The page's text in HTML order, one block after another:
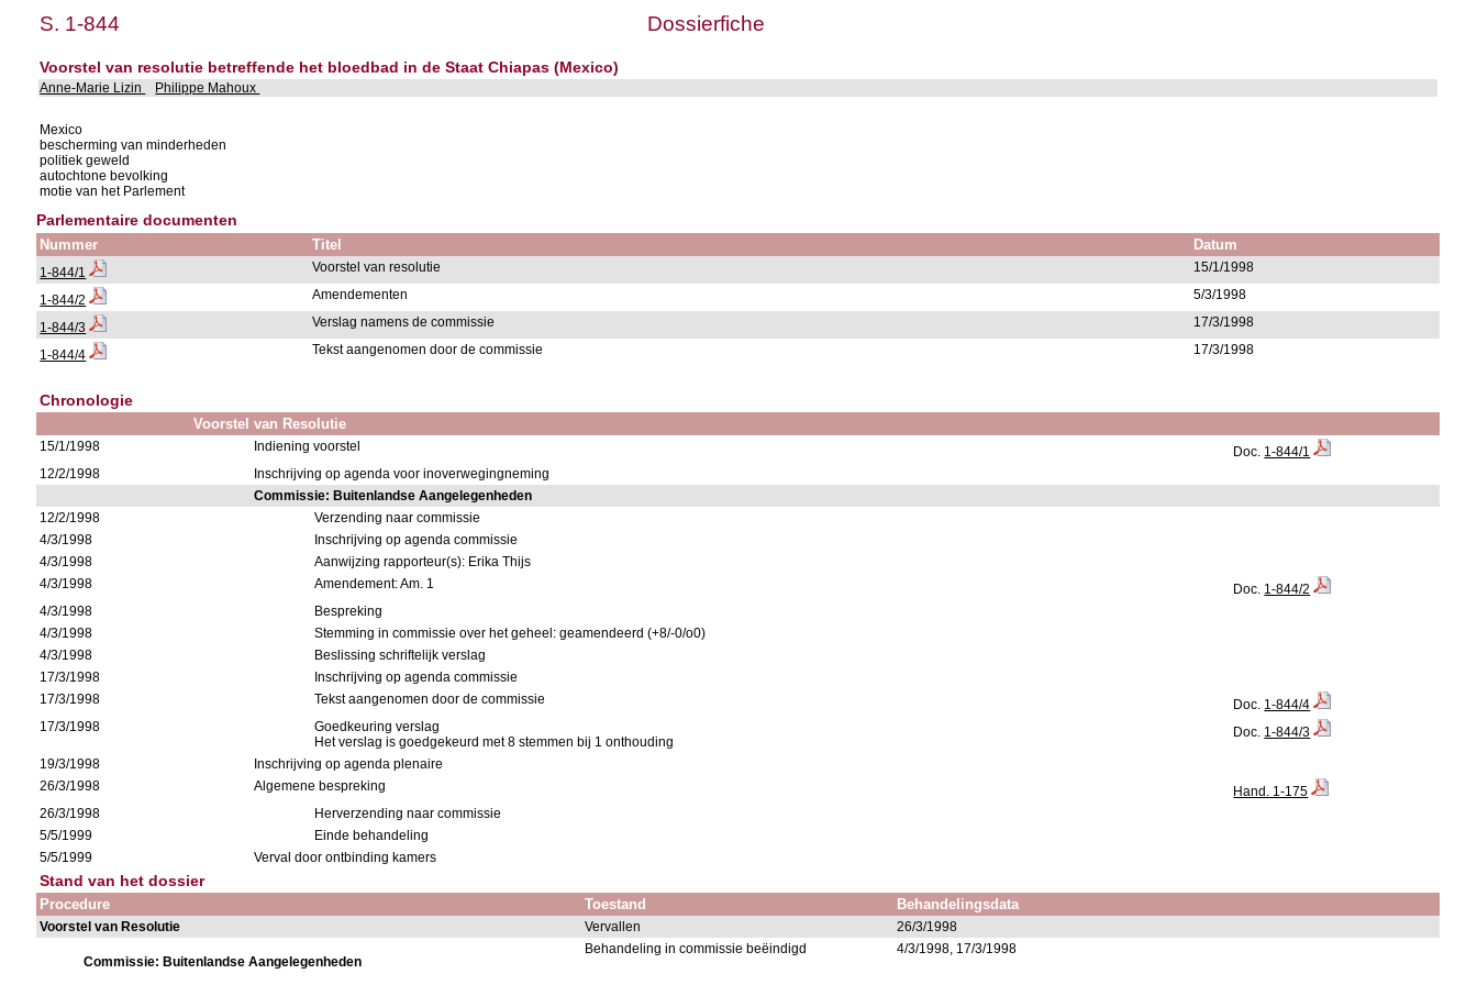
S. 1-844 Dossierfiche
Voorstel van resolutie betreffende het bloedbad in de Staat Chiapas (Mexico)
Anne-Marie Lizin Philippe Mahoux
Mexico
bescherming van minderheden
politiek geweld
autochtone bevolking
motie van het Parlement
Parlementaire documenten
Nummer Titel Datum
1-844/1 Voorstel van resolutie 15/1/1998
1-844/2 Amendementen 5/3/1998
1-844/3 Verslag namens de commissie 17/3/1998
1-844/4 Tekst aangenomen door de commissie 17/3/1998
Chronologie
Voorstel van Resolutie
15/1/1998 Indiening voorstel Doc. 1-844/1
12/2/1998
Inschrijving op agenda voor inoverwegingneming
Commissie: Buitenlandse Aangelegenheden
12/2/1998
Verzending naar commissie
4/3/1998
Inschrijving op agenda commissie
4/3/1998
Aanwijzing rapporteur(s): Erika Thijs
4/3/1998
Amendement: Am. 1 Doc. 1-844/2
4/3/1998
Bespreking
4/3/1998
Stemming in commissie over het geheel: geamendeerd (+8/-0/o0)
4/3/1998
Beslissing schriftelijk verslag
17/3/1998
Inschrijving op agenda commissie
17/3/1998
Tekst aangenomen door de commissie Doc. 1-844/4
17/3/1998
Goedkeuring verslag
Het verslag is goedgekeurd met 8 stemmen bij 1 onthouding
Doc. 1-844/3
19/3/1998
Inschrijving op agenda plenaire
26/3/1998
Algemene bespreking
Hand. 1-175
26/3/1998
Herverzending naar commissie
5/5/1999
Einde behandeling
5/5/1999
Verval door ontbinding kamers
Stand van het dossier
Procedure Toestand Behandelingsdata
Voorstel van Resolutie Vervallen 26/3/1998
Commissie: Buitenlandse Aangelegenheden
Behandeling in commissie beëindigd 4/3/1998, 17/3/1998